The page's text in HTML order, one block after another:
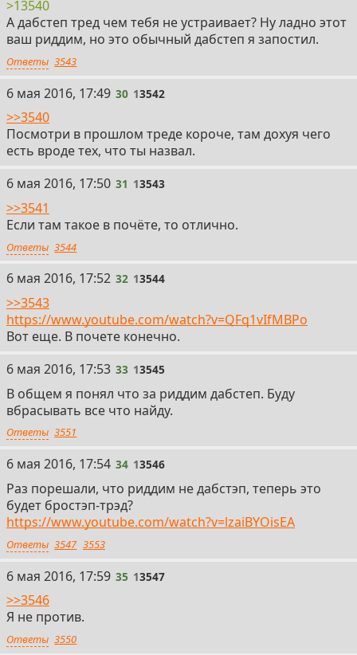
>13540
А дабстеп тред чем тебя не устраивает? Ну ладно этот
ваш риддим, но это обычный дабстеп я запостил.
Ответы 3543
30
6 мая 2016, 17:49 30 13542
>>3540
Посмотри в прошлом треде короче, там дохуя чего
есть вроде тех, что ты назвал.
31
6 мая 2016, 17:50 31 13543
>>3541
Если там такое в почёте, то отлично.
Ответы 3544
32
6 мая 2016, 17:52 32 13544
>>3543
https://www.youtube.com/watch?v=QFq1vIfMBPo
Вот еще. В почете конечно.
33
6 мая 2016, 17:53 33 13545
В общем я понял что за риддим дабстеп. Буду
вбрасывать все что найду.
Ответы 3551
34
6 мая 2016, 17:54 34 13546
Раз порешали, что риддим не дабстэп, теперь это
будет бростэп-трэд?
https://www.youtube.com/watch?v=lzaiBYOisEA
Ответы 3547 3553
35
6 мая 2016, 17:59 35 13547
>>3546
Я не против.
Ответы 3550